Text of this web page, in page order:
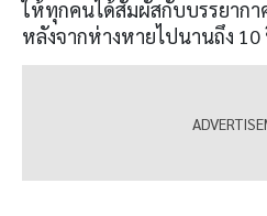
ให้ทุกคนได้สัมผัสกับบรรยาก
หลังจากห่างหายไปนานถึง 10